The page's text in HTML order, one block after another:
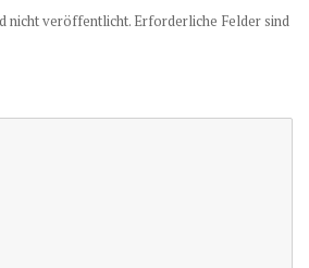
nicht veröffentlicht. Erforderliche Felder sind